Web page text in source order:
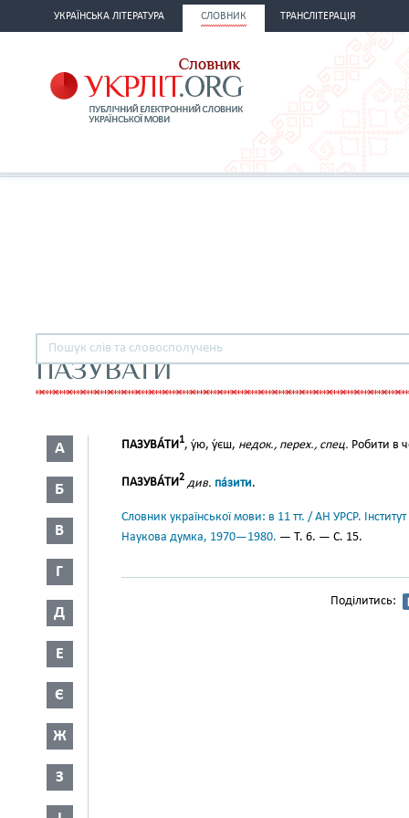
УКРАЇНСЬКА ЛІТЕРАТУРА СЛОВНИК ТРАНСЛІТЕРАЦІЯ
ПАЗУВАТИ
А
Б
В
Г
Д
Е
Є
Ж
З
ПАЗУВА́ТИ1, у́ю, у́єш, недок., перех., спец. Робити в
ПАЗУВА́ТИ2 див. па́зити.
Словник української мови: в 11 тт. / АН УРСР.
Наукова думка, 1970—1980. — Т. 6. — С. 15.
Поділитись: